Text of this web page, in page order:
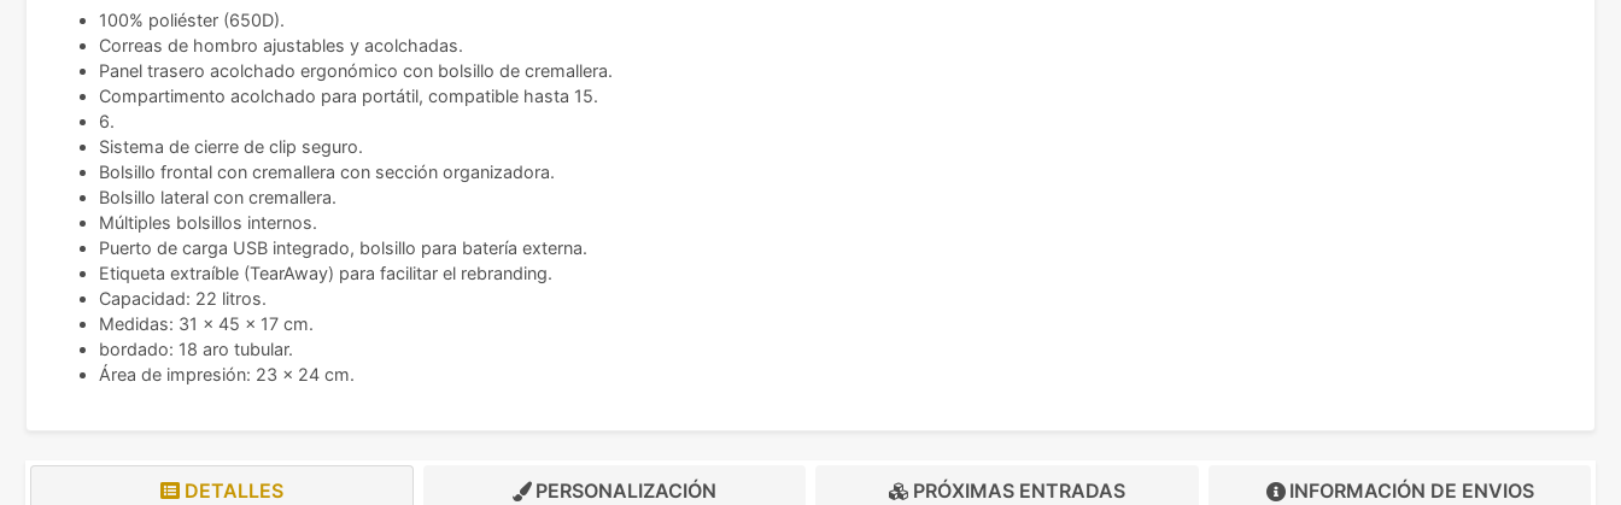
100% poliéster (650D).
Correas de hombro ajustables y acolchadas.
Panel trasero acolchado ergonómico con bolsillo de cremallera.
Compartimento acolchado para portátil, compatible hasta 15.
6.
Sistema de cierre de clip seguro.
Bolsillo frontal con cremallera con sección organizadora.
Bolsillo lateral con cremallera.
Múltiples bolsillos internos.
Puerto de carga USB integrado, bolsillo para batería externa.
Etiqueta extraíble (TearAway) para facilitar el rebranding.
Capacidad: 22 litros.
Medidas: 31 x 45 x 17 cm.
bordado: 18 aro tubular.
Área de impresión: 23 x 24 cm.
DETALLES PERSONALIZACIÓN PRÓXIMAS ENTRADAS INFORMACIÓN DE ENVIOS